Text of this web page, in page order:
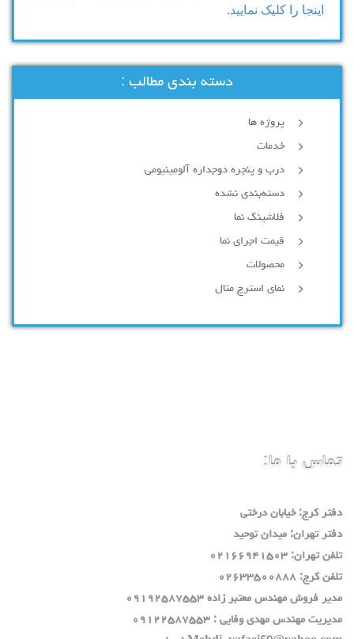
اینجا را کلیک نمایید.
دسته بندی مطالب :
پروژه ها
خدمات
درب و پنجره دوجداره آلومینیومی
دسته‌بندی نشده
فلاشینگ نما
قیمت اجرای نما
محصولات
نمای استرچ متال
تماس با ما:
دفتر كرج: خيابان درختي
دفتر تهران: ميدان توحيد
تلفن تهران: ٠٢١٦٦٩٤١٥٠٣
تلفن كرج: ٠٢٦٣٣٥٠٠٨٨٨
مدير فروش مهندس معتبر زاده ٠٩١٩٢٥٨٧٥٥٣
مديريت مهندس مهدي وفايي : ٠٩١٢٢٥٨٧٥٥٣